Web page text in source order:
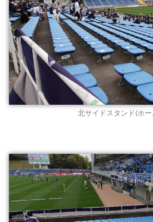
北サイドスタンド(ホ